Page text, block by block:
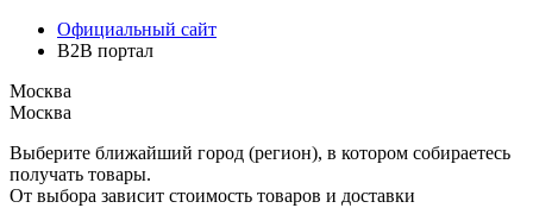
Официальный сайт
B2B портал
Москва
Москва
Выберите ближайший город (регион), в котором собираетесь
получать товары.
От выбора зависит стоимость товаров и доставки